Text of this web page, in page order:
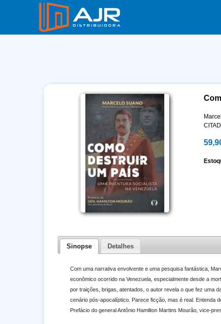
Sinopse Detalhes
Com uma narrativa envolvente e uma pesquisa fantástica,
econômico ocorrido na Venezuela, especialmente desde a
por traições, brigas, atentados, o autor revela o que fez uma
cenário pós-apocalíptico. Parece ficção, mas é real. Entenda
Prefácio do general Antônio Hamilton Martins Mourão, vice-